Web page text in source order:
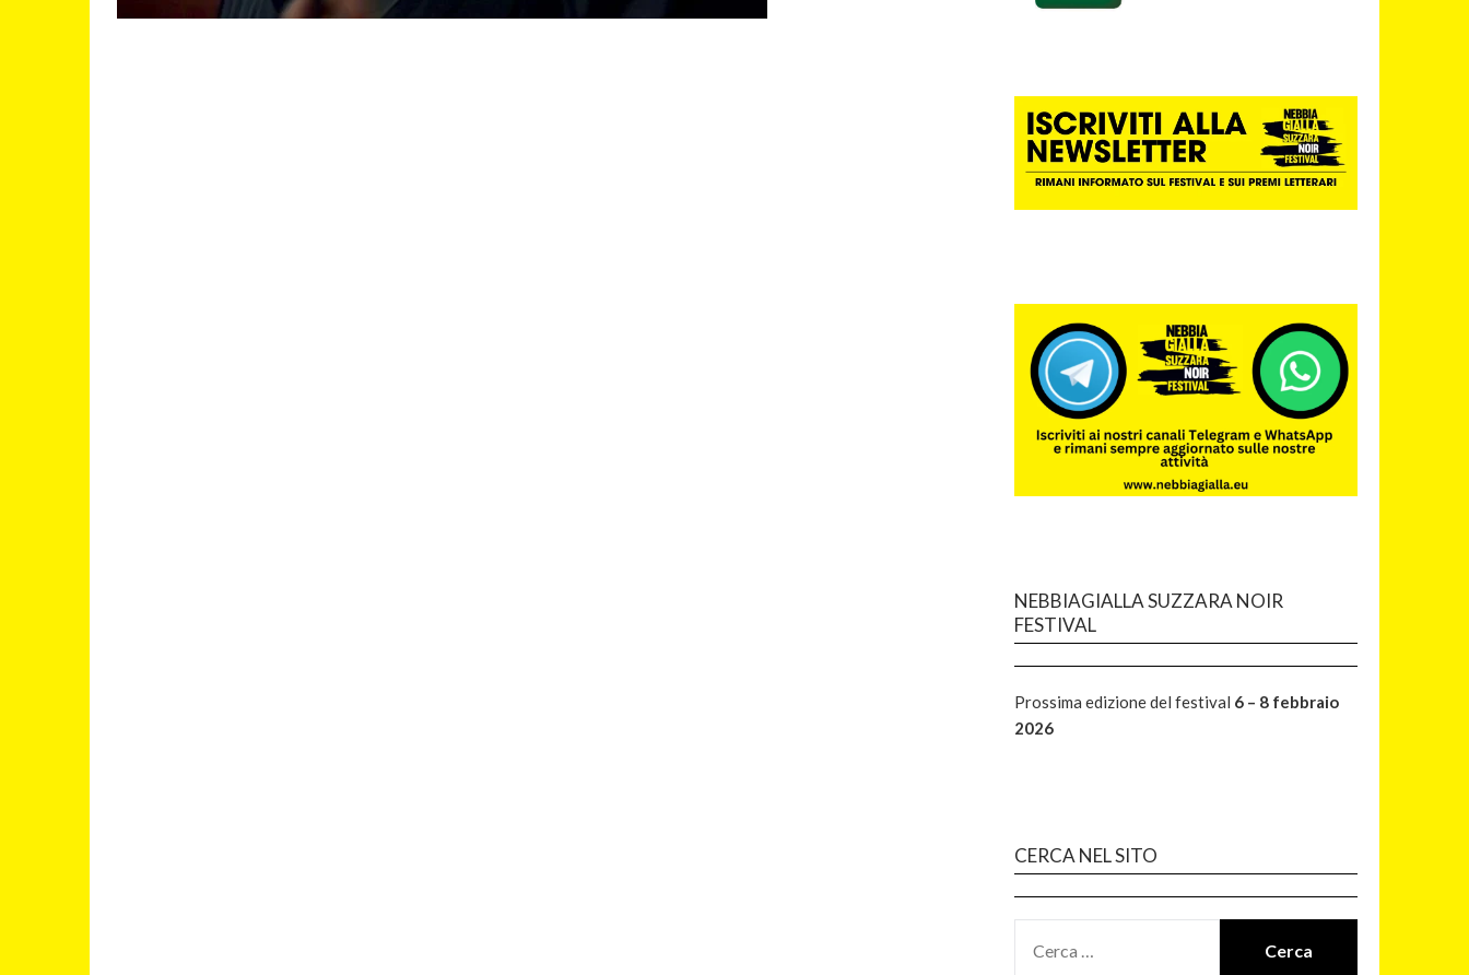
NEBBIAGIALLA SUZZARA NOIR
FESTIVAL
Prossima edizione del festival 6 – 8 febbraio
2026
CERCA NEL SITO